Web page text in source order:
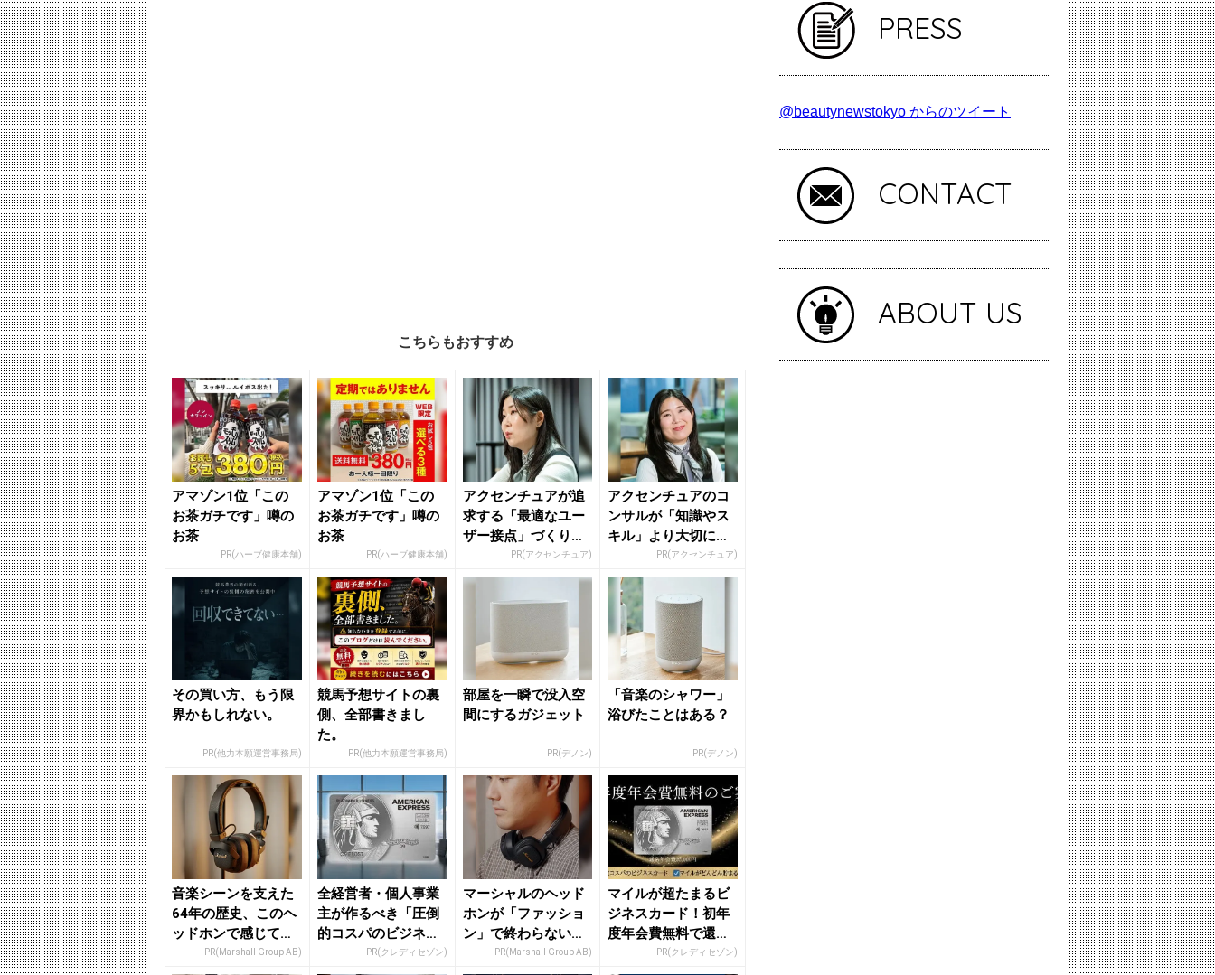
こちらもおすすめ
アマゾン1位「この
お茶ガチです」噂の
お茶
PR(ハーブ健康本舗)
アマゾン1位「この
お茶ガチです」噂の
お茶
PR(ハーブ健康本舗)
アクセンチュアが追
求する「最適なユー
ザー接点」づくりの
PR(アクセンチュア)
アクセンチュアのコ
ンサルが「知識やス
キル」より大切にす
PR(アクセンチュア)
その買い方、もう限
界かもしれない。
PR(他力本願運営事務局)
競馬予想サイトの裏
側、全部書きまし
た。
PR(他力本願運営事務局)
部屋を一瞬で没入空
間にするガジェット
PR(デノン)
「音楽のシャワー」
浴びたことはある？
PR(デノン)
音楽シーンを支えた
64年の歴史、このヘ
ッドホンで感じてみ
PR(Marshall Group AB)
全経営者・個人事業
主が作るべき「圧倒
的コスパのビジネス
カード」PR(クレディセゾン)
マーシャルのヘッド
ホンが「ファッショ
ン」で終わらない理
PR(Marshall Group AB)
マイルが超たまるビ
ジネスカード！初年
度年会費無料で還元
率最大1.125%PR(クレディセゾン)
PRESS
@beautynewstokyo からのツイート
CONTACT
ABOUT US